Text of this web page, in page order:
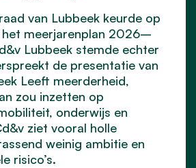
van Lubbeek keurde op
meerjarenplan 2026–
Lubbeek stemde echter
de presentatie van
Leeft meerderheid,
zou inzetten op
onderwijs en
ziet vooral holle
weinig ambitie en
risico’s.